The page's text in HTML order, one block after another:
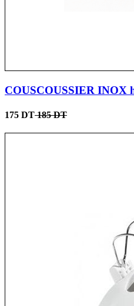
COUSCOUSSIER INOX
175 DT185 DT